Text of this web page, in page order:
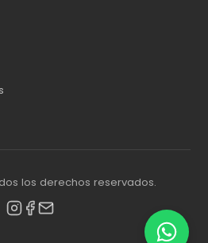
los derechos reservados.